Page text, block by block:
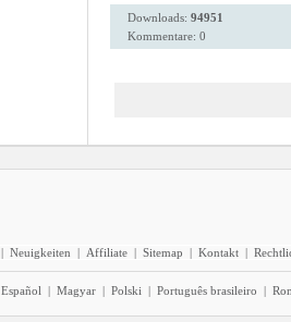
Downloads: 94951
Kommentare: 0
| Neuigkeiten | Affiliate | Sitemap | Kontakt |
Español | Magyar | Polski | Português brasileiro |